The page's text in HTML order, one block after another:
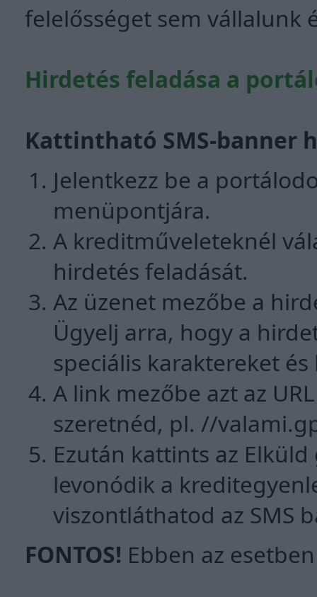
felelősséget sem vállalunk
Hirdetés feladása a
Kattintható SMS-banner
Jelentkezz be a
menüpontjára.
A kreditműveleteknél
hirdetés feladását.
Az üzenet mezőbe a
Ügyelj arra, hogy a
speciális karaktereket
A link mezőbe azt az
szeretnéd, pl. //
Ezután kattints az
levonódik a
viszontláthatod az SMS
FONTOS! Ebben az